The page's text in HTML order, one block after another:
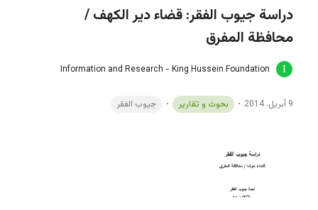
دراسة جيوب الفقر: قضاء دير الكهف /
محافظة المفرق
Information and Research - King Hussein Foundation
9 أبريل، 2014 بحوث و تقارير جيوب الفقر